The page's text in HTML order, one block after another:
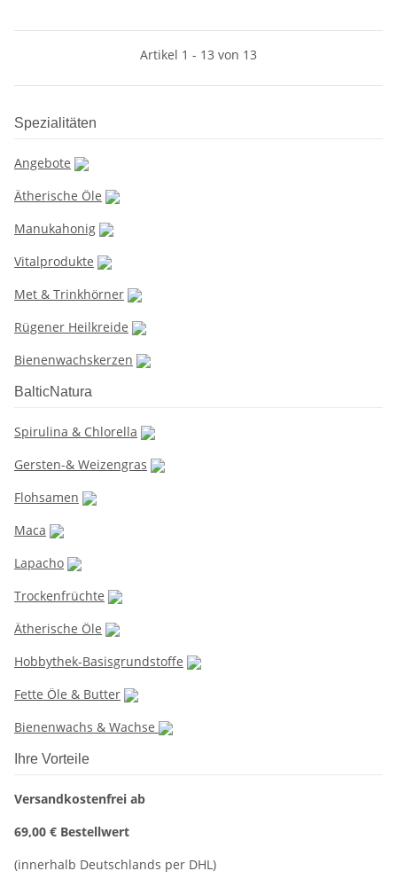
Artikel 1 - 13 von 13
Spezialitäten
Angebote
Ätherische Öle
Manukahonig
Vitalprodukte
Met & Trinkhörner
Rügener Heilkreide
Bienenwachskerzen
BalticNatura
Spirulina & Chlorella
Gersten-& Weizengras
Flohsamen
Maca
Lapacho
Trockenfrüchte
Ätherische Öle
Hobbythek-Basisgrundstoffe
Fette Öle & Butter
Bienenwachs & Wachse
Ihre Vorteile
Versandkostenfrei ab
69,00 € Bestellwert
(innerhalb Deutschlands per DHL)